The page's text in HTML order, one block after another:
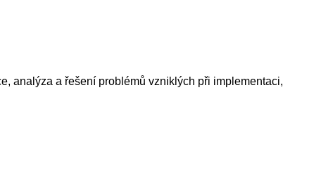
analýza a řešení problémů vzniklých při implementaci,